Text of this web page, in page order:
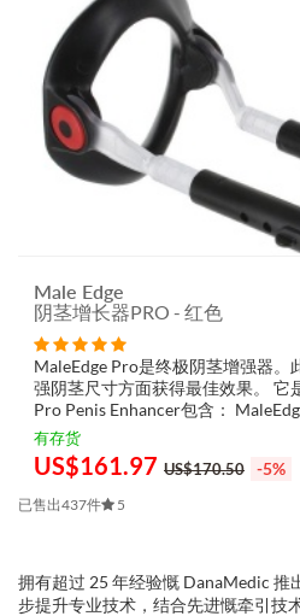
Male Edge
阴茎增长器PRO - 红色
MaleEdge Pro是终极阴茎增强器
强阴茎尺寸方面获得最佳效果。 它
Pro Penis Enhancer包含：
有存货
US$161.97 US$170.50 -5%
已售出437件 5
拥有超过 25 年经验慨 DanaMedic
步提升专业技术，结合先进慨牵引技